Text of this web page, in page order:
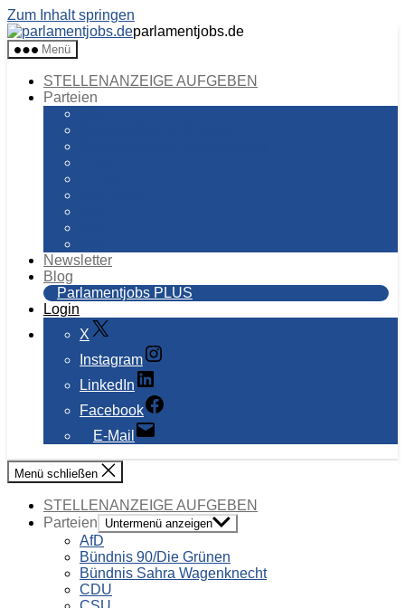
Zum Inhalt springen
parlamentjobs.de
Menü
STELLENANZEIGE AUFGEBEN
Parteien
Newsletter
Blog
Parlamentjobs PLUS
Login
X
Instagram
LinkedIn
Facebook
E-Mail
Menü schließen
STELLENANZEIGE AUFGEBEN
Parteien
Untermenü anzeigen
AfD
Bündnis 90/Die Grünen
Bündnis Sahra Wagenknecht
CDU